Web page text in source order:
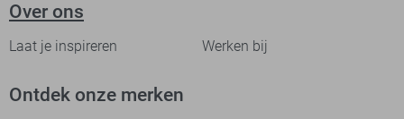
Over ons
Laat je inspireren Werken bij
Ontdek onze merken